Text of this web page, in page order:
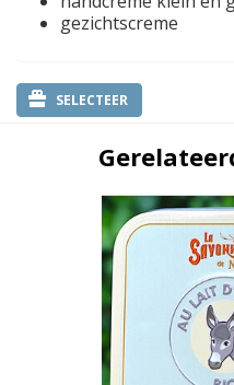
gezichtscreme
SELECTEER